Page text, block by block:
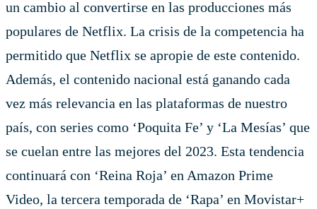
un cambio al convertirse en las producciones más
populares de Netflix. La crisis de la competencia ha
permitido que Netflix se apropie de este contenido.
Además, el contenido nacional está ganando cada
vez más relevancia en las plataformas de nuestro
país, con series como ‘Poquita Fe’ y ‘La Mesías’ que
se cuelan entre las mejores del 2023. Esta tendencia
continuará con ‘Reina Roja’ en Amazon Prime
Video, la tercera temporada de ‘Rapa’ en Movistar+